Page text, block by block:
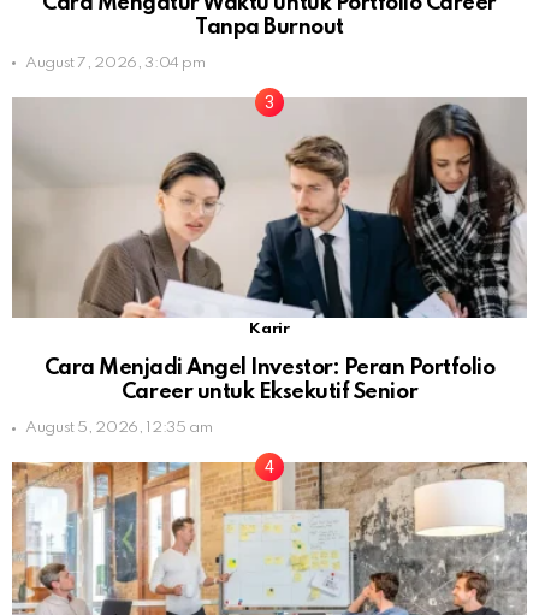
Tanpa Burnout
August 7, 2026, 3:04 pm
Karir
Cara Menjadi Angel Investor: Peran Portfolio
Career untuk Eksekutif Senior
August 5, 2026, 12:35 am